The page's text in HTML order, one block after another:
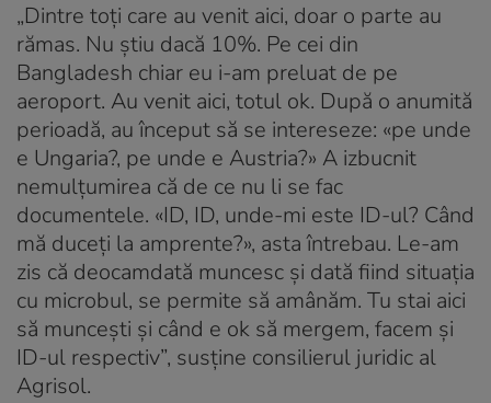
„Dintre toți care au venit aici, doar o parte au
rămas. Nu știu dacă 10%. Pe cei din
Bangladesh chiar eu i-am preluat de pe
aeroport. Au venit aici, totul ok. După o anumită
perioadă, au început să se intereseze: «pe unde
e Ungaria?, pe unde e Austria?» A izbucnit
nemulțumirea că de ce nu li se fac
documentele. «ID, ID, unde-mi este ID-ul? Când
mă duceți la amprente?», asta întrebau. Le-am
zis că deocamdată muncesc și dată fiind situația
cu microbul, se permite să amânăm. Tu stai aici
să muncești și când e ok să mergem, facem și
ID-ul respectiv”, susține consilierul juridic al
Agrisol.